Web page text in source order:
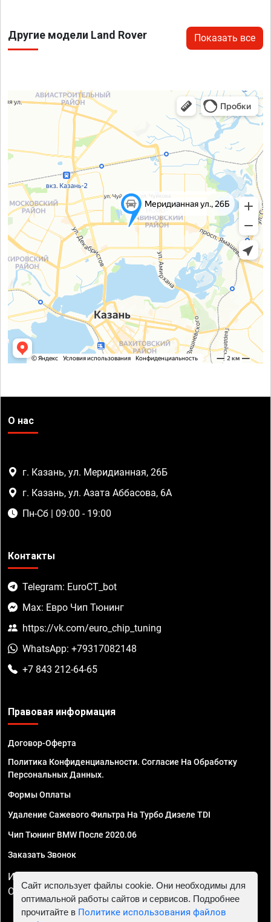
Другие модели Land Rover Показать все
О нас
г. Казань, ул. Меридианная, 26Б
г. Казань, ул. Азата Аббасова, 6А
Пн-Сб | 09:00 - 19:00
Контакты
Telegram: EuroCT_bot
Max: Евро Чип Тюнинг
https://vk.com/euro_chip_tuning
WhatsApp: +79317082148
+7 843 212-64-65
Правовая информация
Договор-Оферта
Политика Конфиденциальности. Согласие На Обработку
Персональных Данных.
Формы Оплаты
Удаление Сажевого Фильтра На Турбо Дизеле TDI
Чип Тюнинг BMW После 2020.06
Заказать Звонок
ИП Смирнов Георгий Павлович. ИНН 781302555843,
ОГРНИП 324470400032610
Сайт использует файлы cookie. Они необходимы для
оптимальной работы сайтов и сервисов. Подробнее
прочитайте в Политике использования файлов